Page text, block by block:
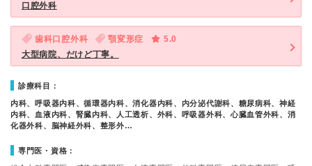
口腔外科
歯科口腔外科 顎変形症
5.0
大型病院、だけど丁寧。
診療科目：
内科、呼吸器内科、循環器内科、消化器内科、内分泌代謝科、糖尿病科、神経
内科、血液内科、腎臓内科、人工透析、外科、呼吸器外科、心臓血管外科、消
化器外科、脳神経外科、整形外…
専門医・資格：